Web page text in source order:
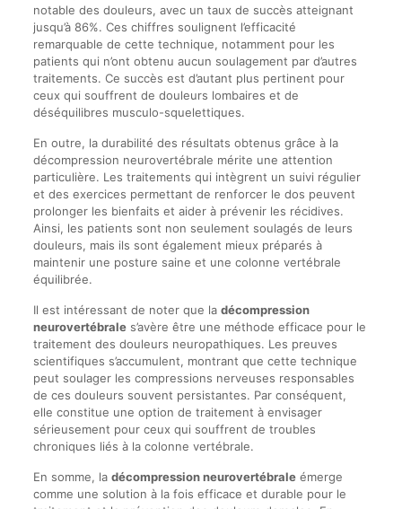
notable des douleurs, avec un taux de succès atteignant
jusqu’à 86%. Ces chiffres soulignent l’efficacité
remarquable de cette technique, notamment pour les
patients qui n’ont obtenu aucun soulagement par d’autres
traitements. Ce succès est d’autant plus pertinent pour
ceux qui souffrent de douleurs lombaires et de
déséquilibres musculo-squelettiques.
En outre, la durabilité des résultats obtenus grâce à la
décompression neurovertébrale mérite une attention
particulière. Les traitements qui intègrent un suivi régulier
et des exercices permettant de renforcer le dos peuvent
prolonger les bienfaits et aider à prévenir les récidives.
Ainsi, les patients sont non seulement soulagés de leurs
douleurs, mais ils sont également mieux préparés à
maintenir une posture saine et une colonne vertébrale
équilibrée.
Il est intéressant de noter que la décompression
neurovertébrales’avère être une méthode efficace pour le
traitement des douleurs neuropathiques. Les preuves
scientifiques s’accumulent, montrant que cette technique
peut soulager les compressions nerveuses responsables
de ces douleurs souvent persistantes. Par conséquent,
elle constitue une option de traitement à envisager
sérieusement pour ceux qui souffrent de troubles
chroniques liés à la colonne vertébrale.
En somme, la décompression neurovertébraleémerge
comme une solution à la fois efficace et durable pour le